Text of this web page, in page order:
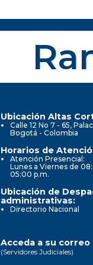
Ubicación Altas
Calle 12 No 7 - 65,
Bogotá - Colombia
Horarios de
Atención Presencial:
Lunes a Viernes de
05:00 p.m.
Ubicación de
administrativas:
Directorio Nacional
Acceda a su
(Servidores Judiciales)